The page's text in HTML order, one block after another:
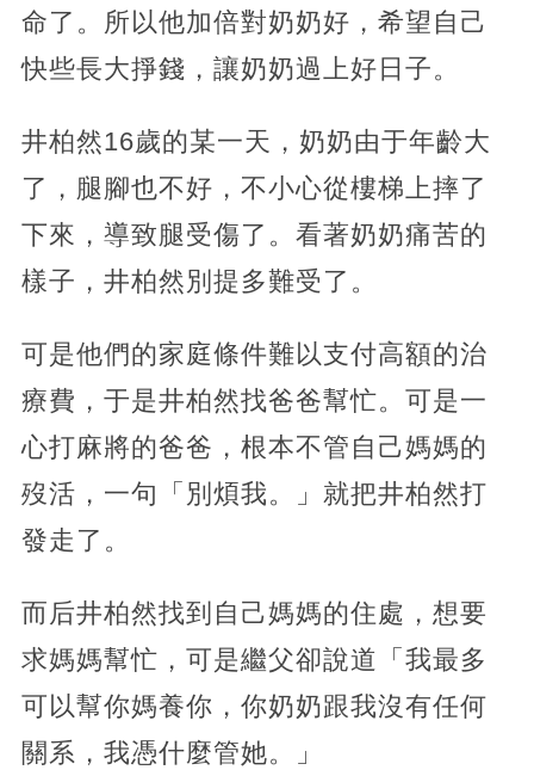
命了。所以他加倍對奶奶好，希望自己
快些長大掙錢，讓奶奶過上好日子。
井柏然16歲的某一天，奶奶由于年齡大
了，腿腳也不好，不小心從樓梯上摔了
下來，導致腿受傷了。看著奶奶痛苦的
樣子，井柏然別提多難受了。
可是他們的家庭條件難以支付高額的治
療費，于是井柏然找爸爸幫忙。可是一
心打麻將的爸爸，根本不管自己媽媽的
歿活，一句「別煩我。」就把井柏然打
發走了。
而后井柏然找到自己媽媽的住處，想要
求媽媽幫忙，可是繼父卻說道「我最多
可以幫你媽養你，你奶奶跟我沒有任何
關系，我憑什麼管她。」